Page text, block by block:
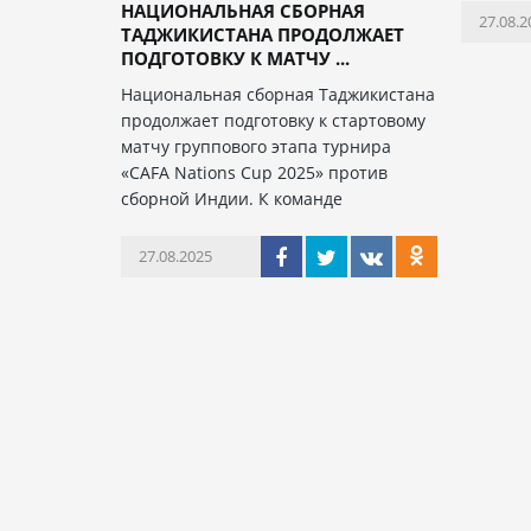
НАЦИОНАЛЬНАЯ СБОРНАЯ
ТАДЖИКИСТАНА ПРОДОЛЖАЕТ
ПОДГОТОВКУ К МАТЧУ ...
Национальная сборная Таджикистана
продолжает подготовку к стартовому
матчу группового этапа турнира
«CAFA Nations Cup 2025» против
сборной Индии. К команде
27.08.2025